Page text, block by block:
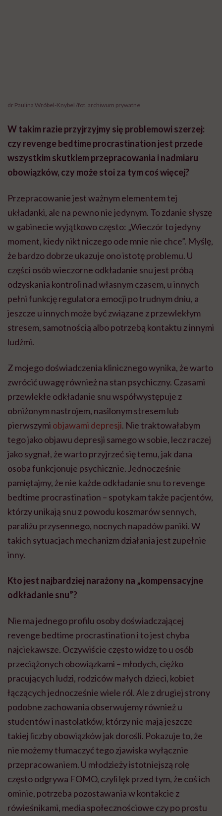
dr Paulina Wróbel-Knybel /fot. archiwum prywatne
W takim razie przyjrzyjmy się problemowi szerzej:
czy revenge bedtime procrastination jest przede
wszystkim skutkiem przepracowania i nadmiaru
obowiązków, czy może stoi za tym coś więcej?
Przepracowanie jest ważnym elementem tej
układanki, ale na pewno nie jedynym. To zdanie słyszę
w gabinecie wyjątkowo często: „Wieczór to jedyny
moment, kiedy nikt niczego ode mnie nie chce”. Myślę,
że bardzo dobrze ukazuje ono istotę problemu. U
części osób wieczorne odkładanie snu jest próbą
odzyskania kontroli nad własnym czasem, u innych
pełni funkcję regulatora emocji po trudnym dniu, a
jeszcze u innych może być związane z przewlekłym
stresem, samotnością albo potrzebą kontaktu z innymi
ludźmi.
Z mojego doświadczenia klinicznego wynika, że warto
zwrócić uwagę również na stan psychiczny. Czasami
przewlekłe odkładanie snu współwystępuje z
obniżonym nastrojem, nasilonym stresem lub
pierwszymi objawami depresji. Nie traktowałabym
tego jako objawu depresji samego w sobie, lecz raczej
jako sygnał, że warto przyjrzeć się temu, jak dana
osoba funkcjonuje psychicznie. Jednocześnie
pamiętajmy, że nie każde odkładanie snu to revenge
bedtime procrastination – spotykam także pacjentów,
którzy unikają snu z powodu koszmarów sennych,
paraliżu przysennego, nocnych napadów paniki. W
takich sytuacjach mechanizm działania jest zupełnie
inny.
Kto jest najbardziej narażony na „kompensacyjne
odkładanie snu”?
Nie ma jednego profilu osoby doświadczającej
revenge bedtime procrastination i to jest chyba
najciekawsze. Oczywiście często widzę to u osób
przeciążonych obowiązkami – młodych, ciężko
pracujących ludzi, rodziców małych dzieci, kobiet
łączących jednocześnie wiele ról. Ale z drugiej strony
podobne zachowania obserwujemy również u
studentów i nastolatków, którzy nie mają jeszcze
takiej liczby obowiązków jak dorośli. Pokazuje to, że
nie możemy tłumaczyć tego zjawiska wyłącznie
przepracowaniem. U młodzieży istotniejszą rolę
często odgrywa FOMO, czyli lęk przed tym, że coś ich
ominie, potrzeba pozostawania w kontakcie z
rówieśnikami, media społecznościowe czy po prostu